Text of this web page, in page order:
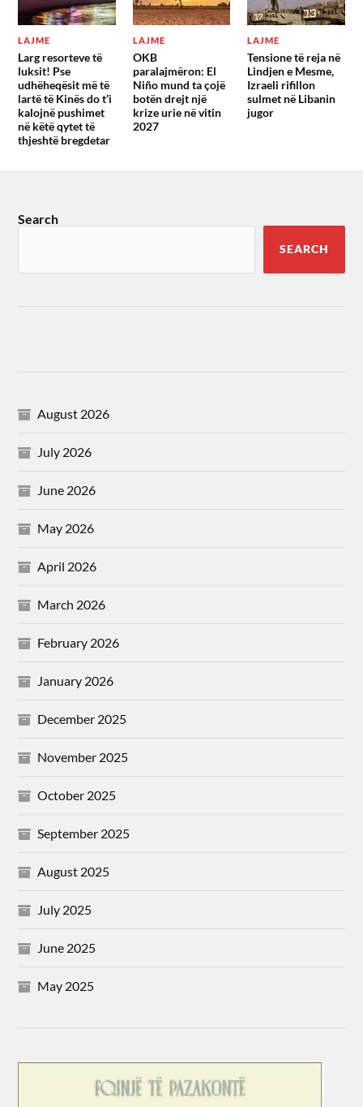
LAJME
Larg resorteve të
luksit! Pse
udhëheqësit më të
lartë të Kinës do t’i
kalojnë pushimet
në këtë qytet të
thjeshtë bregdetar
LAJME
OKB
paralajmëron: El
Niño mund ta çojë
botën drejt një
krize urie në vitin
2027
LAJME
Tensione të reja në
Lindjen e Mesme,
Izraeli rifillon
sulmet në Libanin
jugor
Search
SEARCH
August 2026
July 2026
June 2026
May 2026
April 2026
March 2026
February 2026
January 2026
December 2025
November 2025
October 2025
September 2025
August 2025
July 2025
June 2025
May 2025